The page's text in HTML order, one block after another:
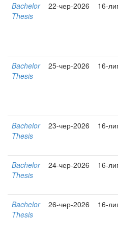
Bachelor
Thesis
22-чер-2026 16-
Bachelor
Thesis
25-чер-2026 16-
Bachelor
Thesis
23-чер-2026 16-
Bachelor
Thesis
24-чер-2026 16-
Bachelor
Thesis
26-чер-2026 16-